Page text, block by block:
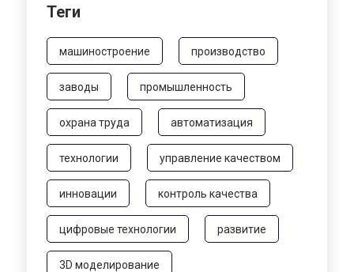
Теги
машиностроение производство
заводы промышленность
охрана труда автоматизация
технологии управление качеством
инновации контроль качества
цифровые технологии развитие
3D моделирование